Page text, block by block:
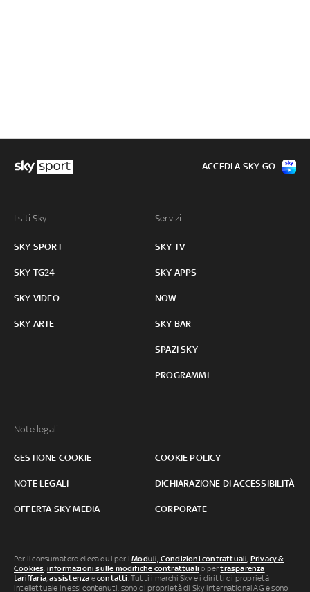
I siti Sky:
SKY SPORT
SKY TG24
SKY VIDEO
SKY ARTE
Servizi:
SKY TV
SKY APPS
NOW
SKY BAR
SPAZI SKY
PROGRAMMI
Note legali:
GESTIONE COOKIE COOKIE POLICY
NOTE LEGALI DICHIARAZIONE DI ACCESSIBILITÀ
OFFERTA SKY MEDIA CORPORATE
ACCEDI A SKY GO
Per il consumatore clicca qui per iModuli, Condizioni contrattuali, Privacy &
Cookies, informazioni sulle modifiche contrattuali o pertrasparenza
tariffaria,assistenza econtatti. Tutti i marchi Sky e i diritti di proprietà
intellettuale in essi contenuti, sono di proprietà di Sky international AG e sono